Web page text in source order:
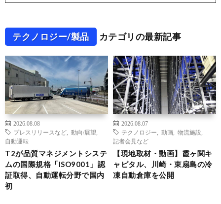
テクノロジー/製品 カテゴリの最新記事
2026.08.08
プレスリリースなど
動向/展望
自動運転
T2が品質マネジメントシステ
ムの国際規格「ISO9001」認
証取得、自動運転分野で国内
初
2026.08.07
テクノロジー
動画 物流施設
記者会見など
【現地取材・動画】霞ヶ関キ
ャピタル、川崎・東扇島の冷
凍自動倉庫を公開